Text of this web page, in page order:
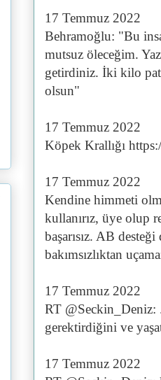
17 Temmuz 2022
Behramoğlu: "Bu
mutsuz öleceğim.
getirdiniz. İki kilo
olsun"
17 Temmuz 2022
Köpek Krallığı
17 Temmuz 2022
Kendine himmeti
kullanırız, üye olup
başarısız. AB
bakımsızlıktan
17 Temmuz 2022
RT @Seckin_Deniz:
gerektirdiğini ve
17 Temmuz 2022